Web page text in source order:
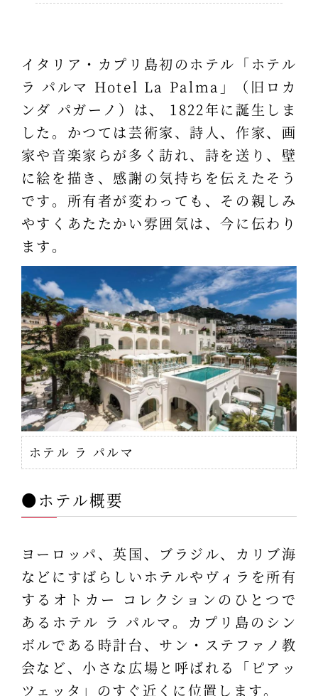
イタリア・カプリ島初のホテル「ホテル
ラ パルマ Hotel La Palma」（旧ロカ
ンダ パガーノ）は、 1822年に誕生しま
した。かつては芸術家、詩人、作家、画
家や音楽家らが多く訪れ、詩を送り、壁
に絵を描き、感謝の気持ちを伝えたそう
です。所有者が変わっても、その親しみ
やすくあたたかい雰囲気は、今に伝わり
ます。
ホテル ラ パルマ
●ホテル概要
ヨーロッパ、英国、ブラジル、カリブ海
などにすばらしいホテルやヴィラを所有
するオトカー コレクションのひとつで
あるホテル ラ パルマ。カプリ島のシン
ボルである時計台、サン・ステファノ教
会など、小さな広場と呼ばれる「ピアッ
ツェッタ」のすぐ近くに位置します。